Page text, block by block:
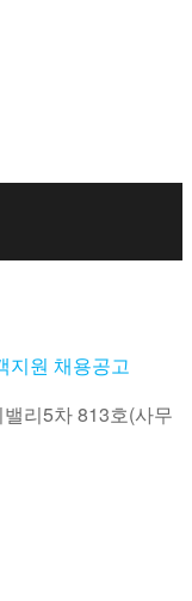
지원 채용공고
리5차813호(사무